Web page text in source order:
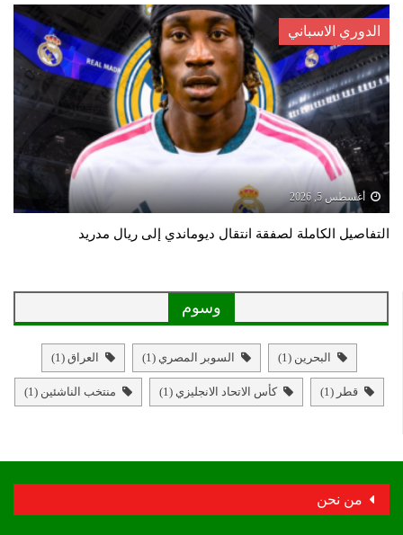
الدوري الاسباني
أغسطس 5, 2026
التفاصيل الكاملة لصفقة انتقال ديوماندي إلى ريال مدريد
وسوم
البحرين (1) السوبر المصري (1) العراق (1)
قطر (1) كأس الاتحاد الانجليزي (1) منتخب الناشئين (1)
من نحن